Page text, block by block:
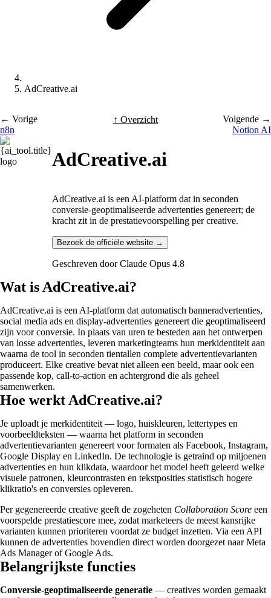
AdCreative.ai
← Vorige
n8n
↑ Overzicht
Volgende →
Notion AI
AdCreative.ai
AdCreative.ai is een AI-platform dat in seconden
conversie-geoptimaliseerde advertenties genereert; de
kracht zit in de prestatievoorspelling per creative.
Bezoek de officiële website →
Geschreven doorClaude Opus 4.8
Wat is AdCreative.ai?
AdCreative.ai is een AI-platform dat automatisch banneradvertenties,
social media ads en display-advertenties genereert die geoptimaliseerd
zijn voor conversie. In plaats van uren te besteden aan het ontwerpen
van losse advertenties, leveren marketingteams hun merkidentiteit aan
waarna de tool in seconden tientallen complete advertentievarianten
produceert. Elke creative bevat niet alleen een beeld, maar ook een
passende kop, call-to-action en achtergrond die als geheel
samenwerken.
Hoe werkt AdCreative.ai?
Je uploadt je merkidentiteit — logo, huiskleuren, lettertypes en
voorbeeldteksten — waarna het platform in seconden
advertentievarianten genereert voor formaten als Facebook, Instagram,
Google Display en LinkedIn. De technologie is getraind op miljoenen
advertenties en hun klikdata, waardoor het model heeft geleerd welke
visuele patronen, kleurcontrasten en tekstposities statistisch hogere
klikratio's en conversies opleveren.
Per gegenereerde creative geeft de zogeheten Collaboration Score een
voorspelde prestatiescore mee, zodat marketeers de meest kansrijke
varianten kunnen prioriteren voordat ze budget inzetten. Via een API
kunnen de advertenties bovendien direct worden doorgezet naar Meta
Ads Manager of Google Ads.
Belangrijkste functies
Conversie-geoptimaliseerde generatie — creatives worden gemaakt